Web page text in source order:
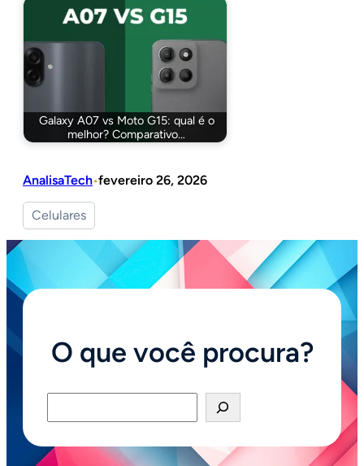
Galaxy A07 vs Moto G15: qual é o
melhor? Comparativo…
AnalisaTech•fevereiro 26, 2026
Celulares
O que você procura?